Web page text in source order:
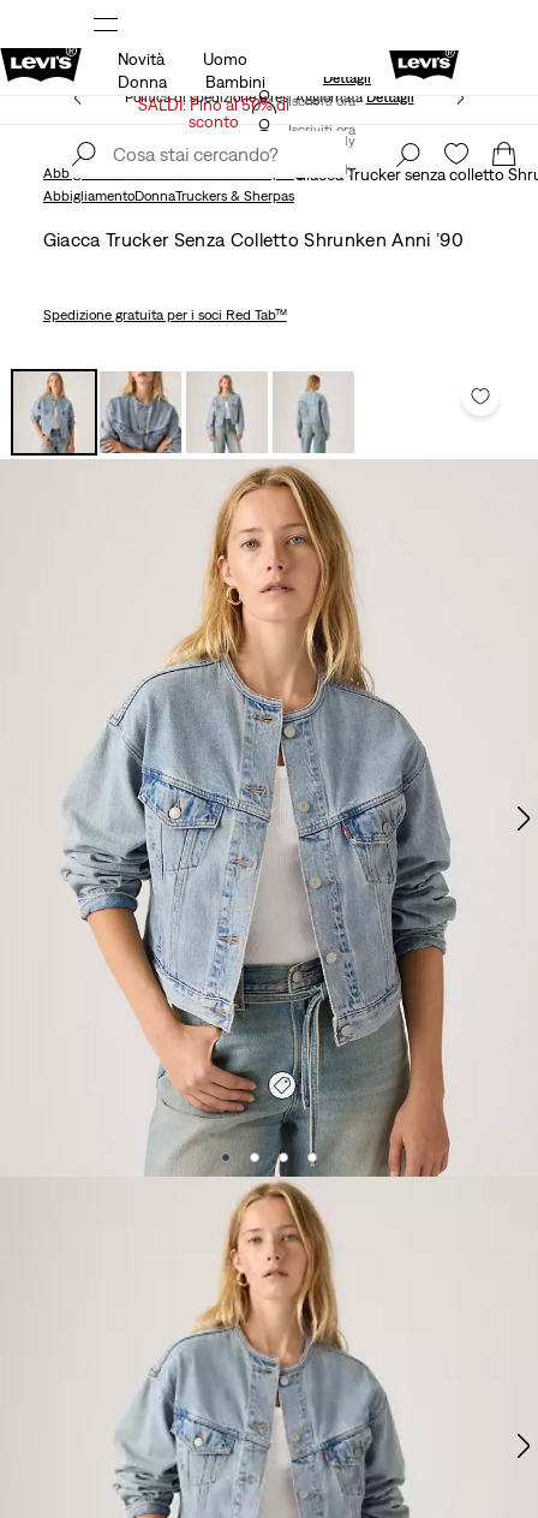
Unidays: Gli studenti ottengono il 20% di sconto
Dettagli
Iscriviti ora
Italy
Novità
Uomo
Donna
Bambini
SALDI: Fino al 50% di
sconto
Politica di spedizione e resi Aggiornata Dettagli
Iscriviti ora
Italy
Abbigliamento Giacca Trucker senza colletto
AbbigliamentoDonnaTruckers & Sherpas
Giacca Trucker Senza Colletto Shrunken Anni ’90
Spedizione gratuitaper i soci Red Tab™